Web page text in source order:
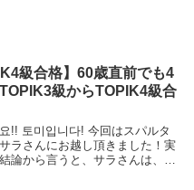
級合格】60歳直前でも4
級からTOPIK4級合
!! 토미입니다! 今回はスパルタ
ラさんにお越し頂きました！実
論から言うと、サラさんは、4